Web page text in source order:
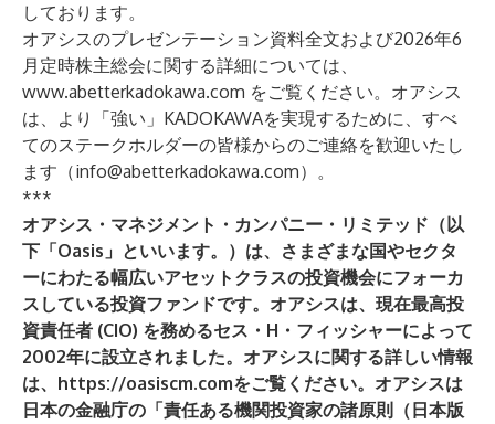
しております。
オアシスのプレゼンテーション資料全文および2026年6
月定時株主総会に関する詳細については、
www.abetterkadokawa.com をご覧ください。オアシス
は、より「強い」KADOKAWAを実現するために、すべ
てのステークホルダーの皆様からのご連絡を歓迎いたし
ます（info@abetterkadokawa.com）。
***
オアシス・マネジメント・カンパニー・リミテッド（以
下「Oasis」といいます。）は、さまざまな国やセクタ
ーにわたる幅広いアセットクラスの投資機会にフォーカ
スしている投資ファンドです。オアシスは、現在最高投
資責任者 (CIO) を務めるセス・H・フィッシャーによって
2002年に設立されました。オアシスに関する詳しい情報
は、 https://oasiscm.comをご覧ください。オアシスは
日本の金融庁の「責任ある機関投資家の諸原則（日本版